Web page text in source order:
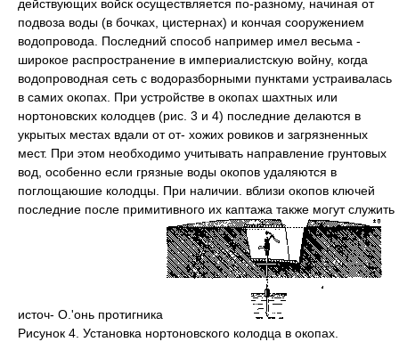
действующих войск осуществляется по-разному, начиная от
подвоза воды (в бочках, цистернах) и кончая сооружением
водопровода. Последний способ например имел весьма -
широкое распространение в империалистскую войну, когда
водопроводная сеть с водоразборными пунктами устраивалась
в самих окопах. При устройстве в окопах шахтных или
нортоновских колодцев (рис. 3 и 4) последние делаются в
укрытых местах вдали от от- хожих ровиков и загрязненных
мест. При этом необходимо учитывать направление грунтовых
вод, особенно если грязные воды окопов удаляются в
поглощаюшие колодцы. При наличии. вблизи окопов ключей
последние после примитивного их каптажа также могут служить
источ- О.'онь протигника
Рисунок 4. Установка нортоновского колодца в окопах.